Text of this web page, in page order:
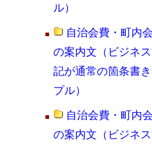
ル）
自治会費・町内
の案内文（ビジネ
記が通常の箇条書
プル）
自治会費・町内
の案内文（ビジネ